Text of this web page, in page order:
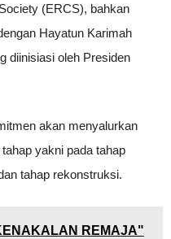
(ERCS), bahkan
Hayatun Karimah
diinisiasi oleh Presiden
akan menyalurkan
yakni pada tahap
tahap rekonstruksi.
REMAJA"